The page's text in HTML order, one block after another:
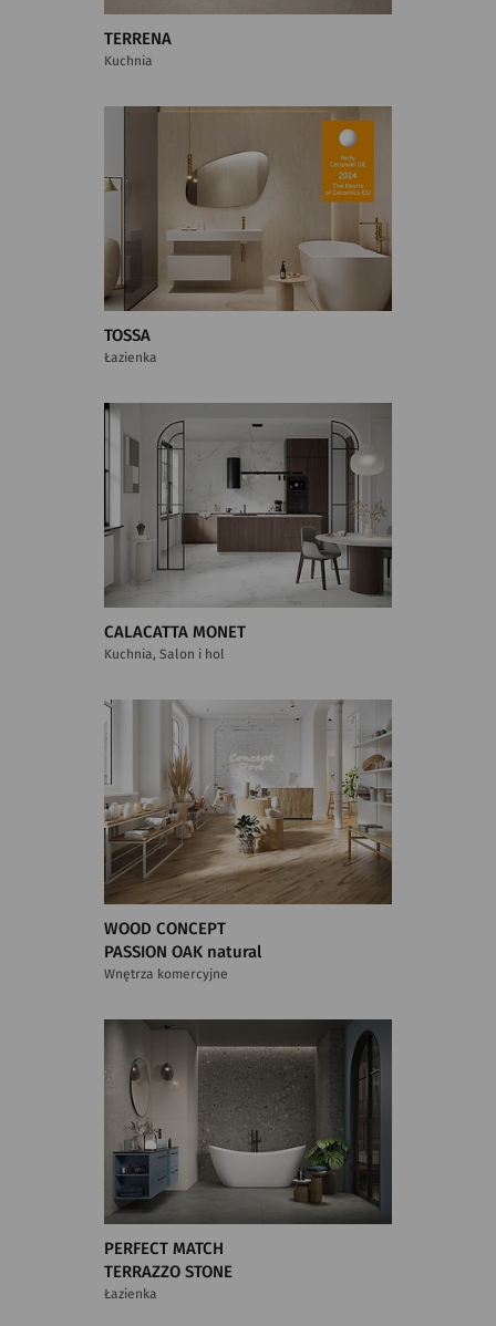
TERRENA
Kuchnia
TOSSA
Łazienka
CALACATTA MONET
Kuchnia, Salon i hol
WOOD CONCEPT
PASSION OAK natural
Wnętrza komercyjne
PERFECT MATCH
TERRAZZO STONE
Łazienka